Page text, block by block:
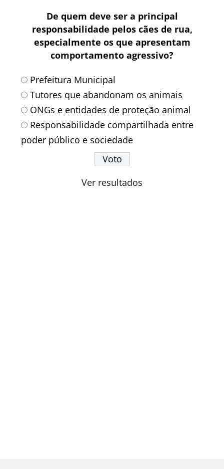
De quem deve ser a principal
responsabilidade pelos cães de rua,
especialmente os que apresentam
comportamento agressivo?
Prefeitura Municipal
Tutores que abandonam os animais
ONGs e entidades de proteção animal
Responsabilidade compartilhada entre
poder público e sociedade
Ver resultados